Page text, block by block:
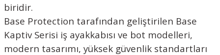
biridir.
Base Protection tarafından geliştirilen Base
Kaptiv Serisi iş ayakkabısı ve bot modelleri,
modern tasarımı, yüksek güvenlik standartları